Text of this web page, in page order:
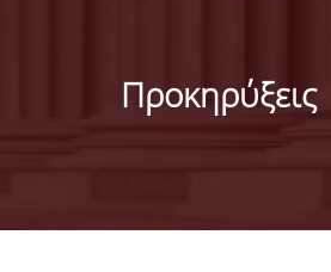
Προκηρύξεις